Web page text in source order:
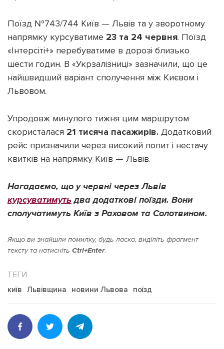
Підтримати dyvys.info
Поїзд №743/744 Київ — Львів та у зворотному
напрямку курсуватиме 23 та 24 червня. Поїзд
«Інтерсіті+» перебуватиме в дорозі близько
шести годин. В «Укрзалізниці» зазначили, що це
найшвидший варіант сполучення між Києвом і
Львовом.
Упродовж минулого тижня цим маршрутом
скористалася 21 тисяча пасажирів. Додатковий
рейс призначили через високий попит і нестачу
квитків на напрямку Київ — Львів.
Нагадаємо, що у червні через Львів
курсуватимуть два додаткові поїзди. Вони
сполучатимуть Київ з Раховом та Солотвином.
Якщо ви знайшли помилку, будь ласка, виділіть фрагмент
тексту та натисніть Ctrl+Enter.
київ Львівщина новини Львова поїзд